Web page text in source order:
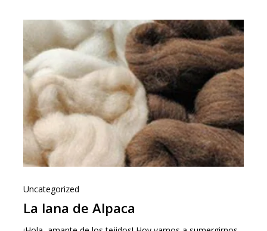
Uncategorized
La lana de Alpaca